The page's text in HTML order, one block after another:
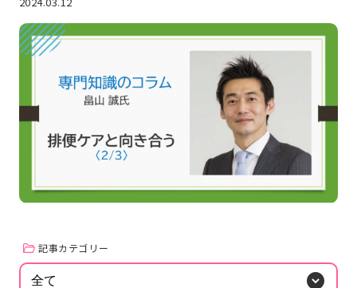
キーワードから探す
#介護技術
#感染症
#レクリエーション
#在宅復帰
#施設経営情報
#認知症
#ぬりえ
#経営者向け
#現場向け
もっと見る
カタログ・使い方ガイド
記事カテゴリー
全て